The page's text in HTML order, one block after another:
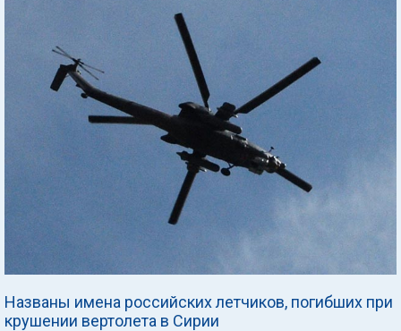
Названы имена российских летчиков, погибших при
крушении вертолета в Сирии